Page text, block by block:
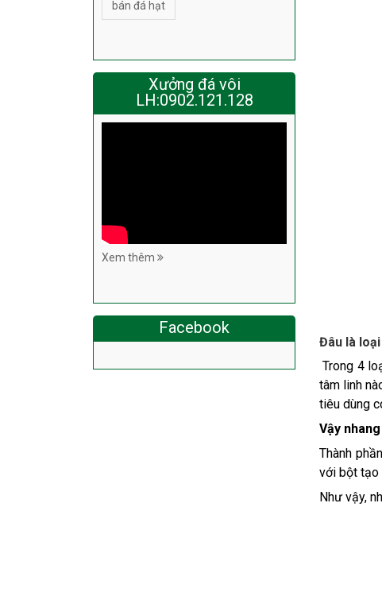
Đâu là
Trong 4
tâm linh
tiêu dùng
Vậy
Thành
với bột tạo
Như vậy,
bán đá hạt
Xưởng đá vôi
LH:0902.121.128
Xem thêm
Facebook